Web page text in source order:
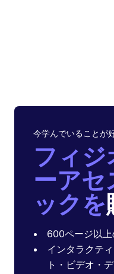
今学んでいることが
フィジ
ーア
ックを
600ページ以
インタラクテ
ト・ビデオ・